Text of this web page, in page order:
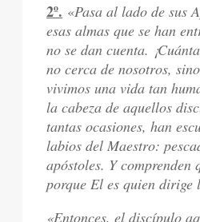
2º. «Pasa al lado de sus
esas almas que se han
no se dan cuenta.
no cerca de nosotros,
vivimos una vida tan
la cabeza de aquellos
tantas ocasiones, han
labios del Maestro:
apóstoles. Y comprenden
porque El es quien dirige
«Entonces, el discípulo